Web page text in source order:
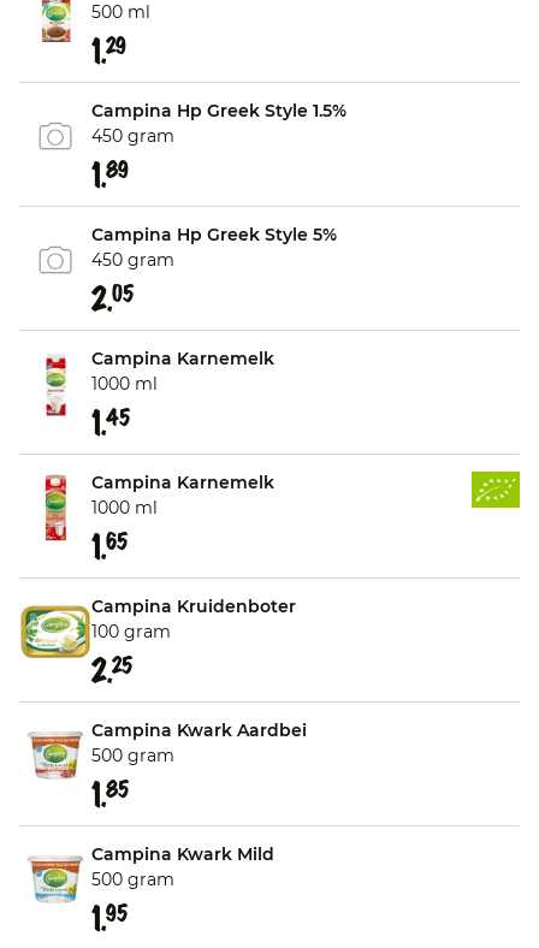
500 ml
1.29
Campina Hp Greek Style 1.5%
450 gram
1.89
Campina Hp Greek Style 5%
450 gram
2.05
Campina Karnemelk
1000 ml
1.45
Campina Karnemelk
1000 ml
1.65
Campina Kruidenboter
100 gram
2.25
Campina Kwark Aardbei
500 gram
1.85
Campina Kwark Mild
500 gram
1.95